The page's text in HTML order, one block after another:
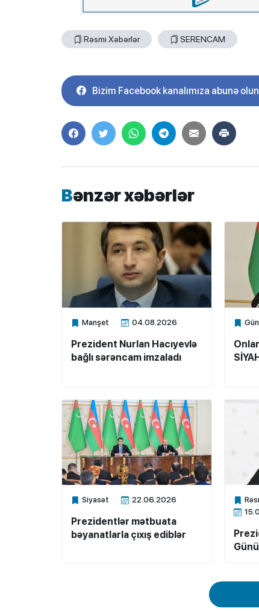
Rəsmi Xəbərlər SERENCAM
Bizim Facebook kanalımıza abunə olun
Bənzər xəbərlər
Manşet 04.08.2026
Xalq.Online
Prezident Nurlan Hacıyevlə
bağlı sərəncam imzaladı
Siyasət 22.06.2026
Xalq.Online
Prezidentlər mətbuata
bəyanatlarla çıxış ediblər
Günü